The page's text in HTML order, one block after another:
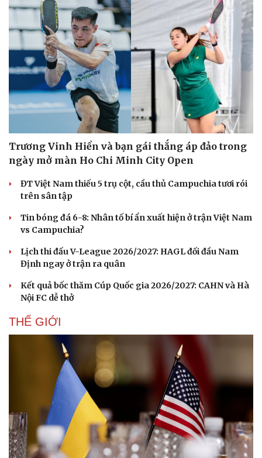
Trương Vinh Hiển và bạn gái thắng áp đảo trong
ngày mở màn Ho Chi Minh City Open
ĐT Việt Nam thiếu 5 trụ cột, cầu thủ Campuchia tươi rói
trên sân tập
Tin bóng đá 6-8: Nhân tố bí ẩn xuất hiện ở trận Việt Nam
vs Campuchia?
Lịch thi đấu V-League 2026/2027: HAGL đối đầu Nam
Định ngay ở trận ra quân
Kết quả bốc thăm Cúp Quốc gia 2026/2027: CAHN và Hà
Nội FC dễ thở
THẾ GIỚI